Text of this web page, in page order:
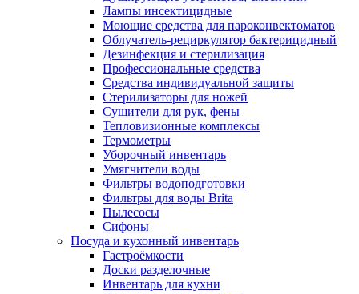
Лампы инсектицидные
Моющие средства для пароконвектоматов
Облучатель-рециркулятор бактерицидный
Дезинфекция и стерилизация
Профессиональные средства
Средства индивидуальной защиты
Стерилизаторы для ножей
Сушители для рук, фены
Тепловизионные комплексы
Термометры
Уборочный инвентарь
Умягчители воды
Фильтры водоподготовки
Фильтры для воды Brita
Пылесосы
Сифоны
Посуда и кухонный инвентарь
Гастроёмкости
Доски разделочные
Инвентарь для кухни